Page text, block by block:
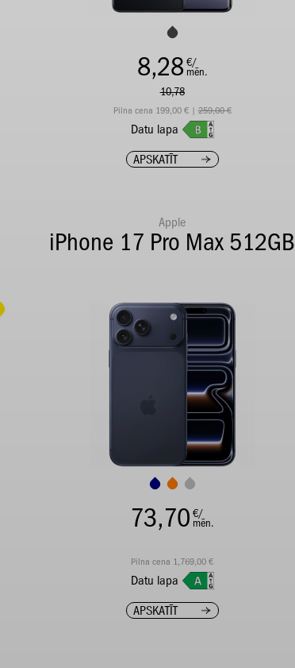
8,28 €/
mēn.
10,78
Pilna cena 199,00 € |259,00 €
Datu lapa
APSKATĪT
Apple
iPhone 17 Pro Max 512GB
73,70 €/
mēn.
Pilna cena 1,769,00 €
Datu lapa
APSKATĪT